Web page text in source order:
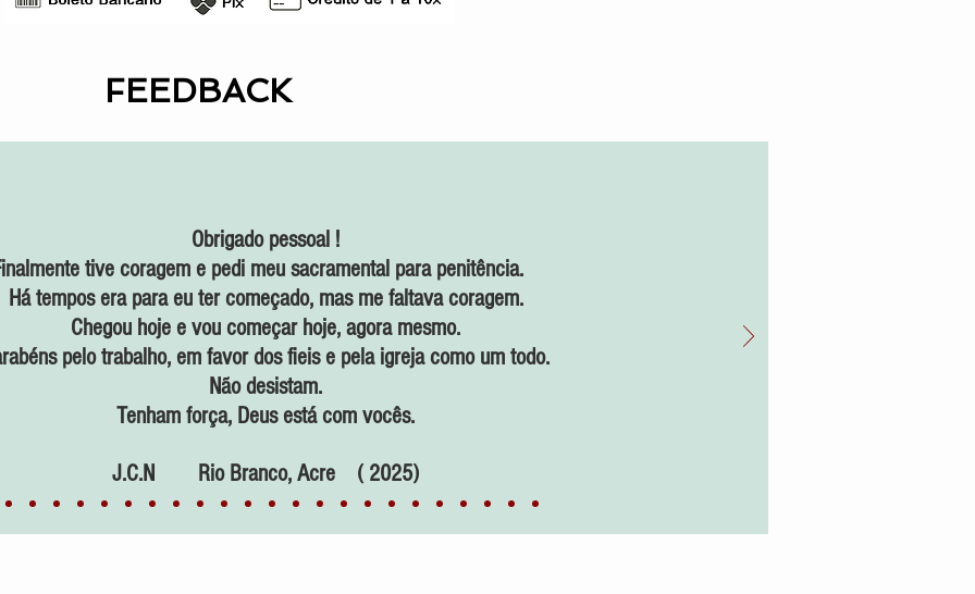
FEEDBACK
Obrigado pessoal !
tive coragem e pedi meu sacramental para penitência.
Há tempos era para eu ter começado, mas me faltava coragem.
Chegou hoje e vou começar hoje, agora mesmo.
pelo trabalho, em favor dos fieis e pela igreja como um todo.
Não desistam.
Tenham força, Deus está com vocês.
J.C.N Rio Branco, Acre ( 2025)